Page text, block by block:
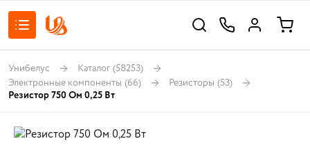
Унибелус Каталог (58253)
Электронные компоненты (66) Резисторы (53)
Резистор 750 Ом 0,25 Вт